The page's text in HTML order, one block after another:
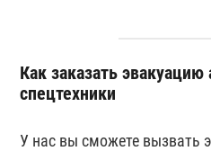
Как заказать
спецтехники
У нас вы сможете вызвать